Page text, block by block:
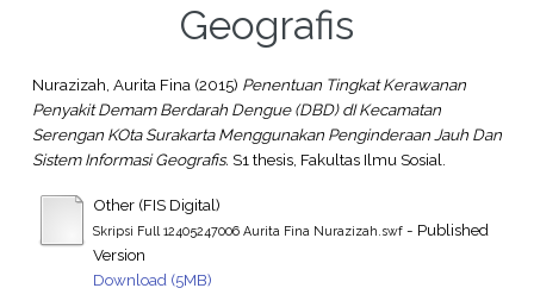
Geografis
Nurazizah, Aurita Fina(2015) Penentuan Tingkat Kerawanan
Penyakit Demam Berdarah Dengue (DBD) dI Kecamatan
Serengan KOta Surakarta Menggunakan Penginderaan Jauh Dan
Sistem Informasi Geografis. S1 thesis, Fakultas Ilmu Sosial.
Other (FIS Digital)
Skripsi Full 12405247006 Aurita Fina Nurazizah.swf- Published
Version
Download (5MB)